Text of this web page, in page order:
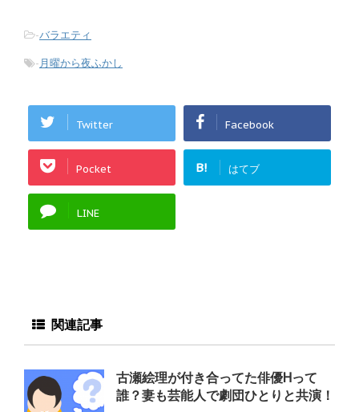
-バラエティ
-月曜から夜ふかし
Twitter Facebook
Pocket B! はてブ
LINE
関連記事
古瀬絵理が付き合ってた俳優Hって
誰？妻も芸能人で劇団ひとりと共演！